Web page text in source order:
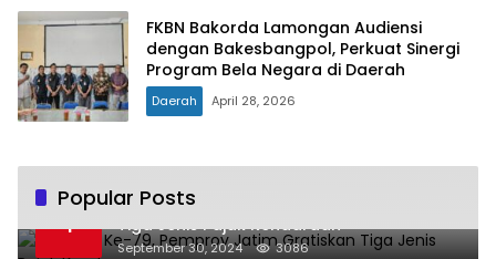
FKBN Bakorda Lamongan Audiensi
dengan Bakesbangpol, Perkuat Sinergi
Program Bela Negara di Daerah
Daerah April 28, 2026
Popular Posts
1
Hari Jadi Ke-79, Pemprov Jatim Gratiskan
Tiga Jenis Pajak Kendaraan
September 30, 2024 3086